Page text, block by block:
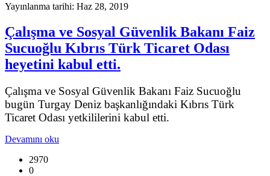
Yayınlanma tarihi: Haz 28, 2019
Çalışma ve Sosyal Güvenlik Bakanı Faiz
Sucuoğlu Kıbrıs Türk Ticaret Odası
heyetini kabul etti.
Çalışma ve Sosyal Güvenlik Bakanı Faiz Sucuoğlu
bugün Turgay Deniz başkanlığındaki Kıbrıs Türk
Ticaret Odası yetkililerini kabul etti.
Devamını oku
2970
0